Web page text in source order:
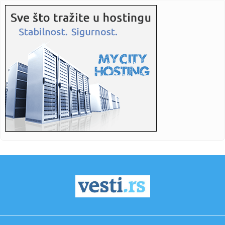
23:06: Bibi rekao "ne" Trampu
23:01:
...
23:01:Recept za zdrave brauni kuglice od čokolade koje se ne
peku (VID...
23:01:Antonio Banderas progovorio o srčanom udaru: "To je
najbolja stv...
23:01:Jedan znak ukazuje na to da ne unosite dovoljno proteina
Vulkanski pepeo ugrozio više od 29.000 ljudi